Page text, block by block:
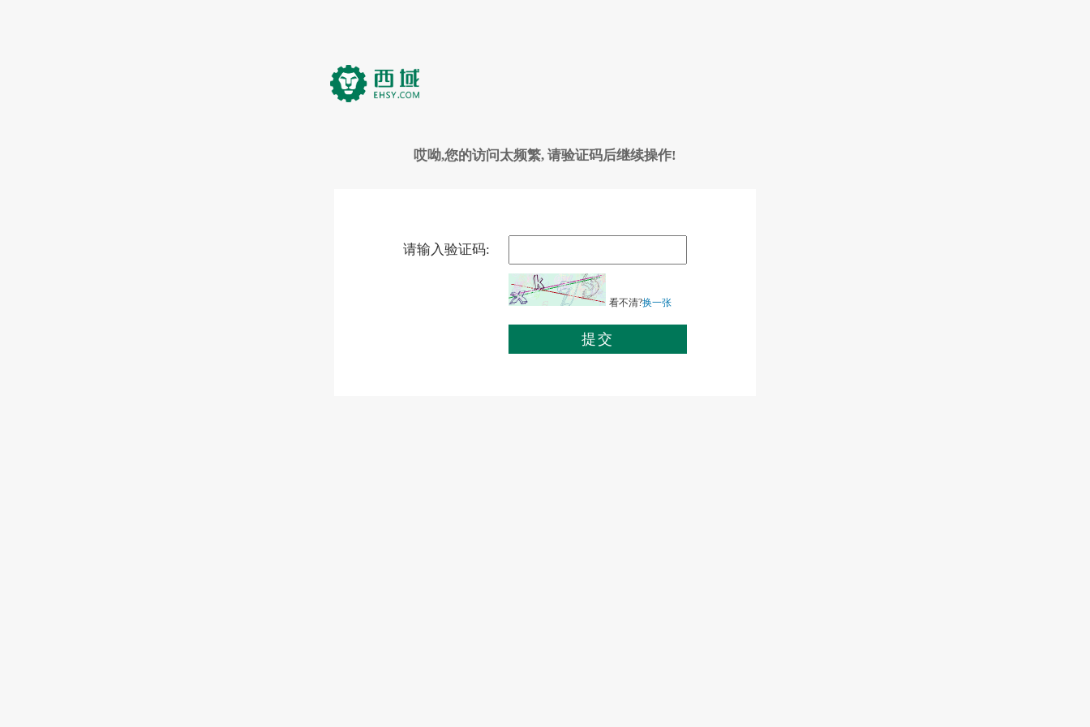
哎呦,您的访问太频繁, 请验证码后继续操作!
请输入验证码:
看不清?换一张